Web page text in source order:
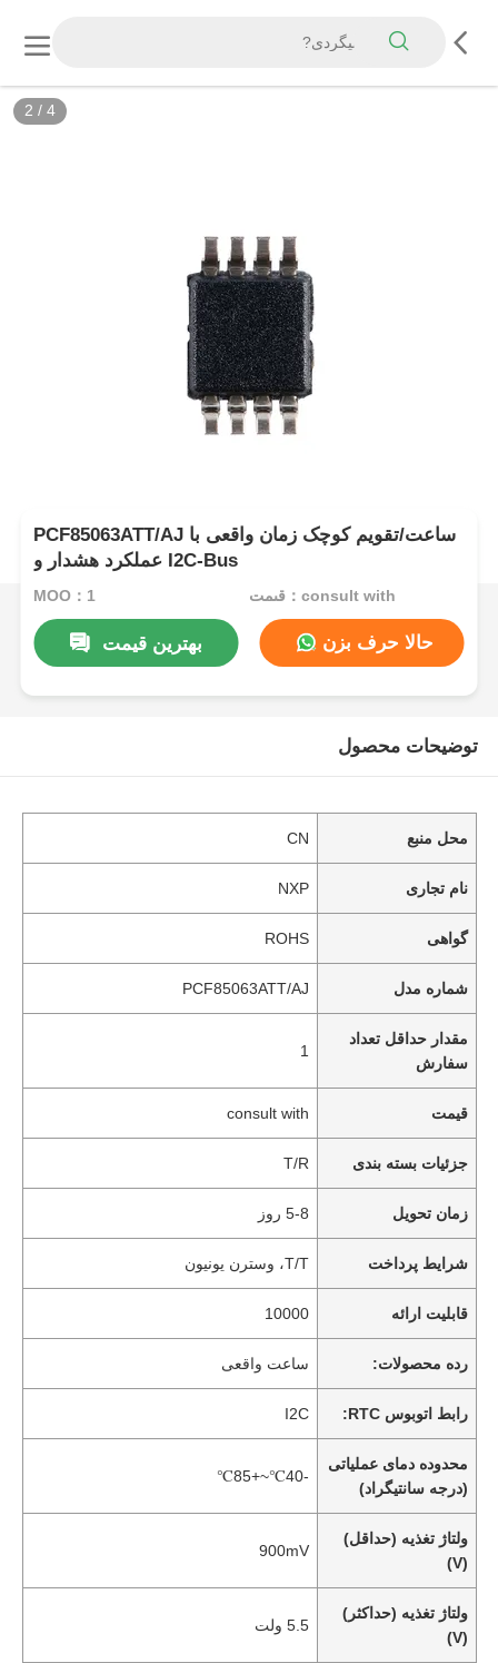
2 / 4
PCF85063ATT/AJ ساعت/تقویم کوچک زمان واقعی با
عملکرد هشدار و I2C-Bus
MOQ：1 قیمت：consult with
بهترین قیمت حالا حرف بزن
توضیحات محصول
محل منبع CN
نام تجاری NXP
گواهی ROHS
شماره مدل PCF85063ATT/AJ
مقدار حداقل تعداد
سفارش
1
قیمت consult with
جزئیات بسته بندی T/R
زمان تحویل 5-8 روز
شرایط پرداخت T/T، وسترن یونیون
قابلیت ارائه 10000
رده محصولات: ساعت واقعی
رابط اتوبوس RTC: I2C
محدوده دمای عملیاتی
(درجه سانتیگراد)
-40℃~+85℃
ولتاژ تغذیه (حداقل)
(V)
900mV
ولتاژ تغذیه (حداکثر)
(V)
5.5 ولت